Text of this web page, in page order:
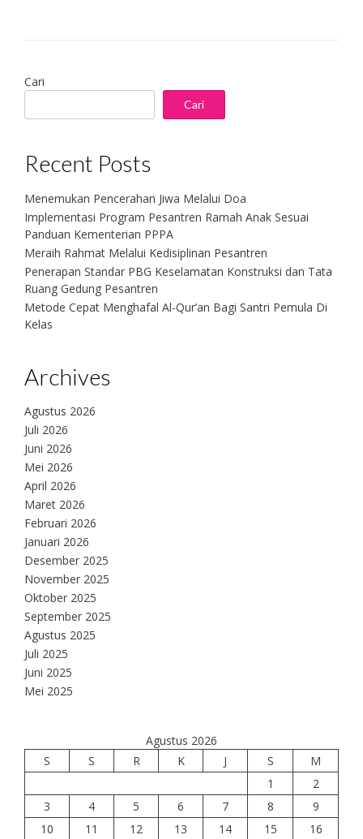
Cari
Cari
Recent Posts
Menemukan Pencerahan Jiwa Melalui Doa
Implementasi Program Pesantren Ramah Anak Sesuai
Panduan Kementerian PPPA
Meraih Rahmat Melalui Kedisiplinan Pesantren
Penerapan Standar PBG Keselamatan Konstruksi dan Tata
Ruang Gedung Pesantren
Metode Cepat Menghafal Al-Qur’an Bagi Santri Pemula Di
Kelas
Archives
Agustus 2026
Juli 2026
Juni 2026
Mei 2026
April 2026
Maret 2026
Februari 2026
Januari 2026
Desember 2025
November 2025
Oktober 2025
September 2025
Agustus 2025
Juli 2025
Juni 2025
Mei 2025
Agustus 2026
S
S R K J S
M
1
2
3
4 5 6 7 8
9
10
11 12 13 14 15
16